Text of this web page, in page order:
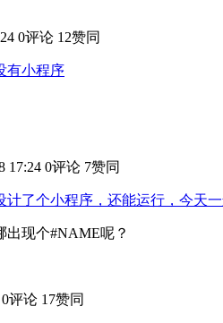
0评论 12赞同
有小程序
17:24 0评论 7赞同
计了个小程序，还能运行，今天
出现个#NAME呢？
0评论 17赞同